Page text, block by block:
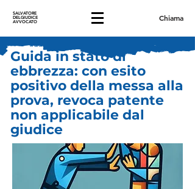
SALVATORE
DELGIUDICE
AVVOCATO Chiama
Guida in stato di
ebbrezza: con esito
positivo della messa alla
prova, revoca patente
non applicabile dal
giudice